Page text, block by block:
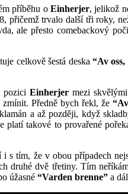
příběhu o Einherjer, jelikož
přičemž trvalo další tři roky,
ale přesto comebackový
celkově šestá deska “Av oss,
pozici Einherjer mezi
zmínit. Předně bych řekl, že
a až později, když
takové to provařené
i s tím, že v obou případech
dvě třetiny. Tím
úžasné “Varden brenne” a